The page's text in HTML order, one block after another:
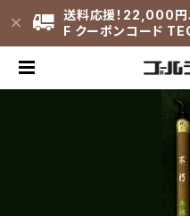
送料応援！22,000
F クーポンコード